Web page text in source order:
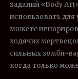
заданий «Body
использовать
можете
ходячих
сильных зомби-
когда только